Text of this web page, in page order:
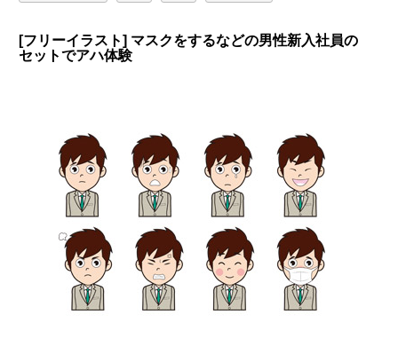
[フリーイラスト] マスクをするなどの男性新入社員の
セットでアハ体験